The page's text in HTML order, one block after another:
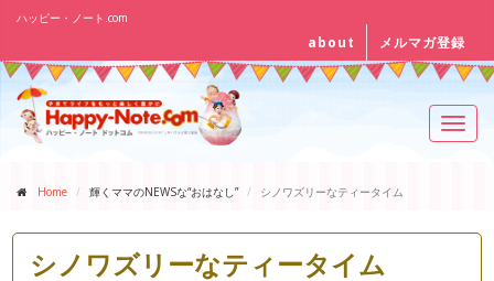
ハッピー・ノート.com
about メルマガ登録
Home 輝くママのNEWSな“おはなし” シノワズリーなティータイム
シノワズリーなティータイム